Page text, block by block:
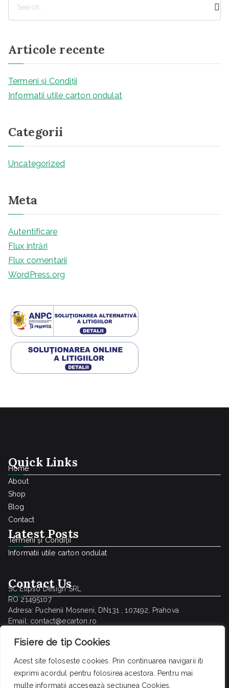
Fisiere de tip Cookies
Acest site foloseste cookies. Prin continuarea navigarii iti
exprimi acordul pentru folosirea acestora. Pentru mai
multe informații accesează secțiunea Cookies.
ă
Articole recente
Termeni și Condiții
Informatii utile carton ondulat
Categorii
Uncategorized
Meta
Autentificare
Flux intrări
Flux comentarii
WordPress.org
Quick Links
Home
About
Shop
Blog
Contact
Latest Posts
Termeni și Condiții
Informatii utile carton ondulat
Contact Us
SC Elipso Design SRL
RO 21495107
Adresa: Puchenii Mosneni, DN131 , 107492, Prahova
Email: contact@ecarton.ro
Open : 9 – 16 (L-V)